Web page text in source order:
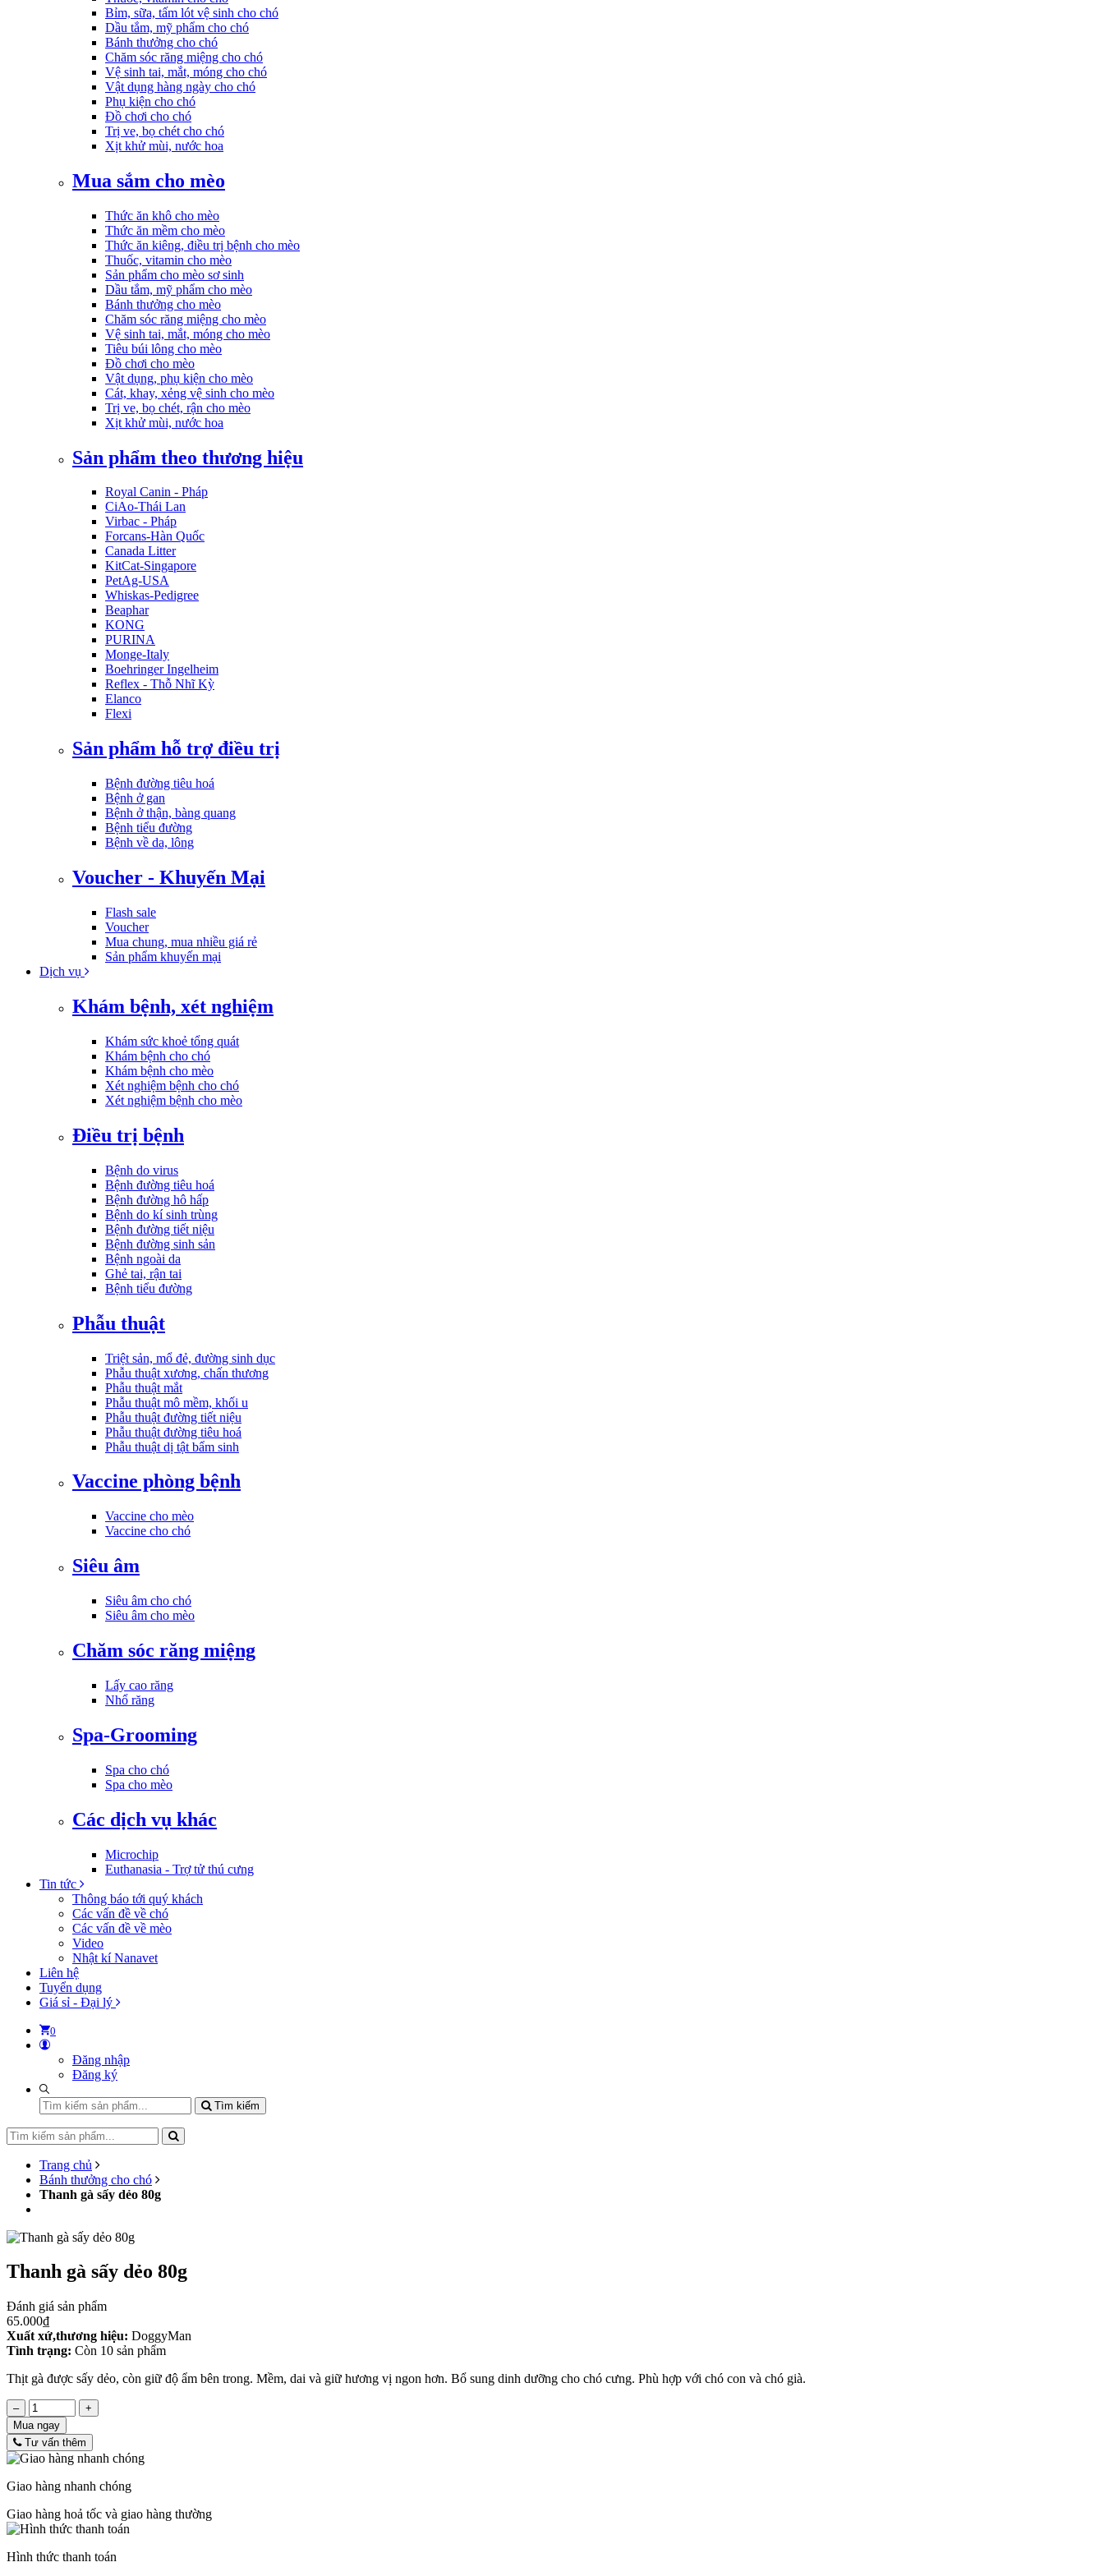
Bỉm, sữa, tấm lót vệ sinh cho chó
Dầu tắm, mỹ phẩm cho chó
Bánh thưởng cho chó
Chăm sóc răng miệng cho chó
Vệ sinh tai, mắt, móng cho chó
Vật dụng hàng ngày cho chó
Phụ kiện cho chó
Đồ chơi cho chó
Trị ve, bọ chét cho chó
Xịt khử mùi, nước hoa
Mua sắm cho mèo
Thức ăn khô cho mèo
Thức ăn mềm cho mèo
Thức ăn kiêng, điều trị bệnh cho mèo
Thuốc, vitamin cho mèo
Sản phẩm cho mèo sơ sinh
Dầu tắm, mỹ phẩm cho mèo
Bánh thưởng cho mèo
Chăm sóc răng miệng cho mèo
Vệ sinh tai, mắt, móng cho mèo
Tiêu búi lông cho mèo
Đồ chơi cho mèo
Vật dụng, phụ kiện cho mèo
Cát, khay, xẻng vệ sinh cho mèo
Trị ve, bọ chét, rận cho mèo
Xịt khử mùi, nước hoa
Sản phẩm theo thương hiệu
Royal Canin - Pháp
CiAo-Thái Lan
Virbac - Pháp
Forcans-Hàn Quốc
Canada Litter
KitCat-Singapore
PetAg-USA
Whiskas-Pedigree
Beaphar
KONG
PURINA
Monge-Italy
Boehringer Ingelheim
Reflex - Thỗ Nhĩ Kỳ
Elanco
Flexi
Sản phẩm hỗ trợ điều trị
Bệnh đường tiêu hoá
Bệnh ở gan
Bệnh ở thận, bàng quang
Bệnh tiểu đường
Bệnh về da, lông
Voucher - Khuyến Mại
Flash sale
Voucher
Mua chung, mua nhiều giá rẻ
Sản phẩm khuyến mại
Dịch vụ
Khám bệnh, xét nghiệm
Khám sức khoẻ tổng quát
Khám bệnh cho chó
Khám bệnh cho mèo
Xét nghiệm bệnh cho chó
Xét nghiệm bệnh cho mèo
Điều trị bệnh
Bệnh do virus
Bệnh đường tiêu hoá
Bệnh đường hô hấp
Bệnh do kí sinh trùng
Bệnh đường tiết niệu
Bệnh đường sinh sản
Bệnh ngoài da
Ghẻ tai, rận tai
Bệnh tiểu đường
Phẫu thuật
Triệt sản, mổ đẻ, đường sinh dục
Phẫu thuật xương, chấn thương
Phẫu thuật mắt
Phẫu thuật mô mềm, khối u
Phẫu thuật đường tiết niệu
Phẫu thuật đường tiêu hoá
Phẫu thuật dị tật bẩm sinh
Vaccine phòng bệnh
Vaccine cho mèo
Vaccine cho chó
Siêu âm
Siêu âm cho chó
Siêu âm cho mèo
Chăm sóc răng miệng
Lấy cao răng
Nhổ răng
Spa-Grooming
Spa cho chó
Spa cho mèo
Các dịch vụ khác
Microchip
Euthanasia - Trợ tử thú cưng
Tin tức
Thông báo tới quý khách
Các vấn đề về chó
Các vấn đề về mèo
Video
Nhật kí Nanavet
Liên hệ
Tuyển dụng
Giá sỉ - Đại lý
0
Đăng nhập
Đăng ký
Tìm kiếm
Trang chủ
Bánh thưởng cho chó
Thanh gà sấy dẻo 80g
Thanh gà sấy dẻo 80g
Đánh giá sản phẩm
65.000₫
Xuất xứ,thương hiệu: DoggyMan
Tình trạng: Còn 10 sản phẩm
Thịt gà được sấy dẻo, còn giữ độ ẩm bên trong. Mềm, dai và giữ hương vị ngon hơn. Bổ sung dinh dưỡng cho chó cưng. Phù hợp với chó con và chó già.
–
+
Mua ngay
Tư vấn thêm
Giao hàng nhanh chóng
Giao hàng hoả tốc và giao hàng thường
Hình thức thanh toán